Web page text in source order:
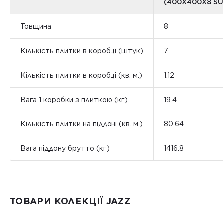
(400X400X8
Товщина 8
Кількість плитки в коробці (штук) 7
Кількість плитки в коробці (кв. м.) 1.12
Вага 1 коробки з плиткою (кг) 19.4
Кількість плитки на піддоні (кв. м.) 80.64
Вага піддону брутто (кг) 1416.8
ТОВАРИ КОЛЕКЦІЇ JAZZ